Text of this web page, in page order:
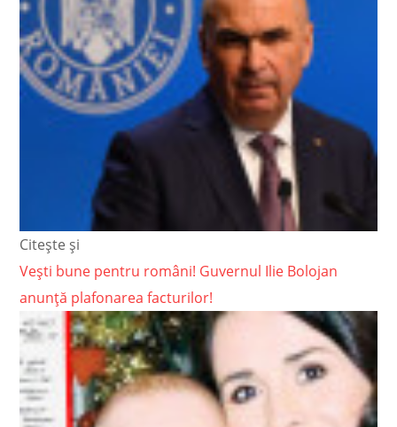
Citește și
Vești bune pentru români! Guvernul Ilie Bolojan
anunță plafonarea facturilor!